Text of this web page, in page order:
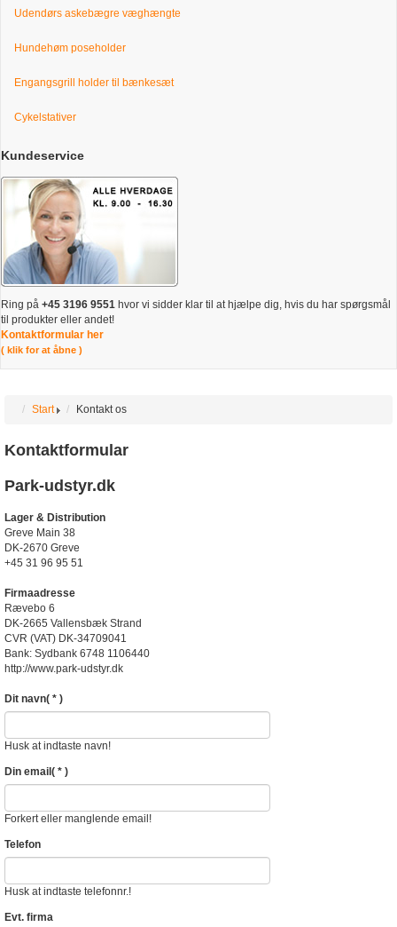
Udendørs askebægre væghængte
Hundehøm poseholder
Engangsgrill holder til bænkesæt
Cykelstativer
Kundeservice
Ring på +45 3196 9551 hvor vi sidder klar til at hjælpe dig, hvis du har spørgsmål
til produkter eller andet!
Kontaktformular her
( klik for at åbne )
Start Kontakt os
Kontaktformular
Park-udstyr.dk
Lager & Distribution
Greve Main 38
DK-2670 Greve
+45 31 96 95 51
Firmaadresse
Rævebo 6
DK-2665 Vallensbæk Strand
CVR (VAT) DK-34709041
Bank: Sydbank 6748 1106440
http://www.park-udstyr.dk
Dit navn( * )
Husk at indtaste navn!
Din email ( * )
Forkert eller manglende email!
Telefon
Husk at indtaste telefonnr.!
Evt. firma